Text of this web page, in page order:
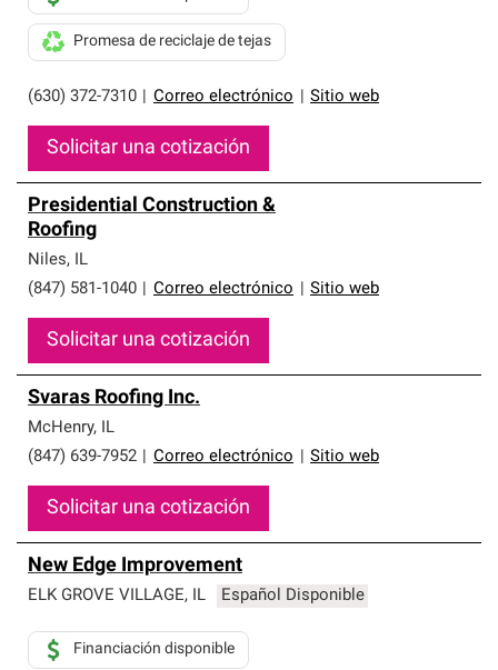
(630) 372-7310 Correo electrónico Sitio web
Promesa de reciclaje de tejas
Solicitar una cotización
Presidential Construction &
Roofing
Niles, IL
(847) 581-1040
Correo electrónico Sitio web
Solicitar una cotización
Svaras Roofing Inc.
McHenry, IL
(847) 639-7952
Correo electrónico Sitio web
Solicitar una cotización
New Edge Improvement
ELK GROVE VILLAGE, IL Español Disponible
Financiación disponible